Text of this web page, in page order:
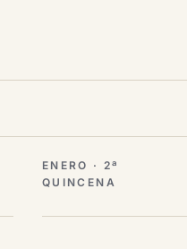
ENERO · 2ª
QUINCENA